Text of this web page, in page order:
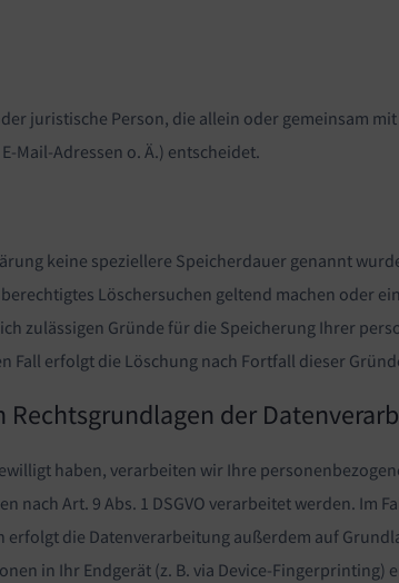
juristische Person, die allein oder gemeinsam
Mail-Adressen o. Ä.) entscheidet.
keine speziellere Speicherdauer genannt
Löschersuchen geltend machen oder
zulässigen Gründe für die Speicherung Ihrer
Fall erfolgt die Löschung nach Fortfall dieser
der
haben, verarbeiten wir Ihre
nach Art. 9 Abs. 1 DSGVO verarbeitet werden.
die Datenverarbeitung außerdem auf
in Ihr Endgerät (z. B. via Device-